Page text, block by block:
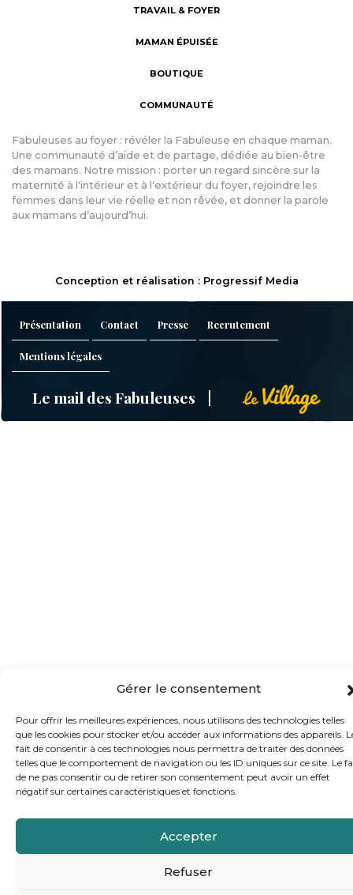
Gérer le consentement
Pour offrir les meilleures expériences, nous utilisons des technologies telles
que les cookies pour stocker et/ou accéder aux informations des appareils.
fait de consentir à ces technologies nous permettra de traiter des données
telles que le comportement de navigation ou les ID uniques sur ce site. Le
de ne pas consentir ou de retirer son consentement peut avoir un effet
négatif sur certaines caractéristiques et fonctions.
Accepter
Refuser
TRAVAIL & FOYER
MAMAN ÉPUISÉE
BOUTIQUE
COMMUNAUTÉ
Fabuleuses au foyer : révéler la Fabuleuse en chaque maman.
Une communauté d’aide et de partage, dédiée au bien-être
des mamans. Notre mission : porter un regard sincère sur la
maternité à l'intérieur et à l'extérieur du foyer, rejoindre les
femmes dans leur vie réelle et non rêvée, et donner la parole
aux mamans d’aujourd’hui.
Conception et réalisation : Progressif Media
Présentation Contact Presse Recrutement
Mentions légales
Le mail des Fabuleuses